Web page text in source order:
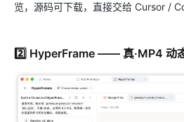
览，源码可下载，直接交给 Cursor /
2️⃣ HyperFrame —— 真·MP4 动